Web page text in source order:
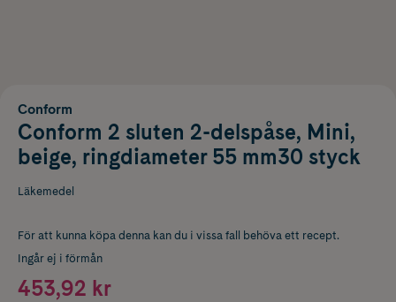
Conform
Conform 2 sluten 2-delspåse, Mini,
beige, ringdiameter 55 mm30 styck
Läkemedel
För att kunna köpa denna kan du i vissa fall behöva ett recept.
Ingår ej i förmån
453,92 kr